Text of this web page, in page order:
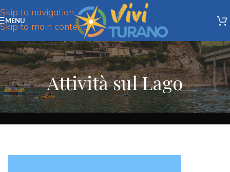
Skip to navigation
Skip to main content
MENU
Attività sul Lago